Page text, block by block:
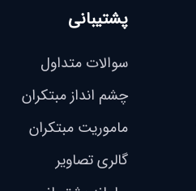
پشتیبانی
سوالات متداول
چشم انداز مبتکران
ماموریت مبتکران
گالری تصاویر